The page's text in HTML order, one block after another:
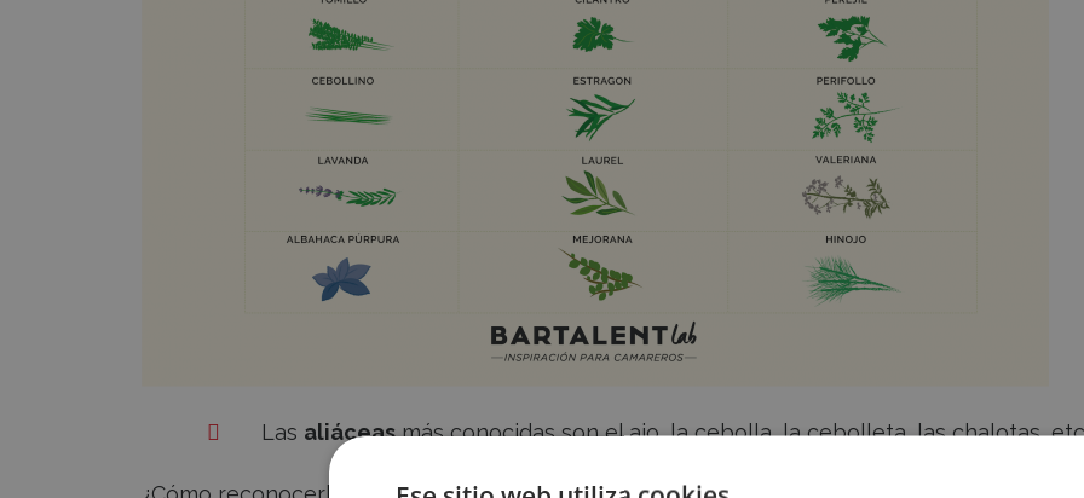
Las aliáceasmás conocidas son el ajo, la cebolla, la cebolleta, las chalotas,